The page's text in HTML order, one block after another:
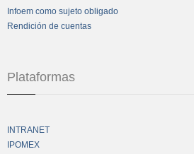
Infoem como sujeto obligado
Rendición de cuentas
Plataformas
INTRANET
IPOMEX